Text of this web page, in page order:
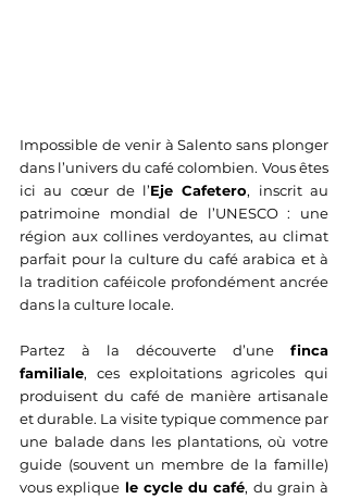
Impossible de venir à Salento sans plonger
dans l’univers du café colombien. Vous êtes
ici au cœur de l’Eje Cafetero, inscrit au
patrimoine mondial de l’UNESCO : une
région aux collines verdoyantes, au climat
parfait pour la culture du café arabica et à
la tradition caféicole profondément ancrée
dans la culture locale.
Partez à la découverte d’une finca
familiale, ces exploitations agricoles qui
produisent du café de manière artisanale
et durable. La visite typique commence par
une balade dans les plantations, où votre
guide (souvent un membre de la famille)
vous explique le cycle du café, du grain à